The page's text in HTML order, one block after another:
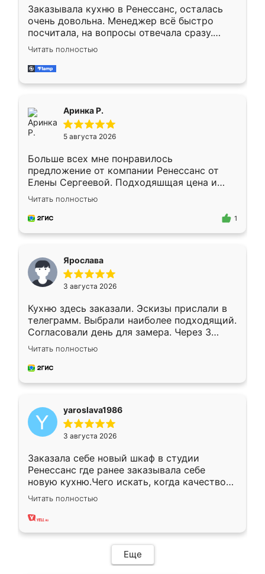
Заказывала кухню в Ренессанс, осталась
очень довольна. Менеджер всё быстро
посчитала, на вопросы отвечала сразу.
Замерщик приехал в субботу, подошёл к
делу со всей ответственностью. Собрали
за день, ребята работали аккуратно, даже
Читать полностью
Аринка Р.
5 августа 2026
Больше всех мне понравилось
предложение от компании Ренессанс от
Елены Сергеевой. Подходяшщая цена и
короткие сроки изготовления. Приехавший
для замера сотрудник Владислав
предложил по моему эскизу самый
Читать полностью
1
Ярослава
3 августа 2026
Кухню здесь заказали. Эскизы прислали в
телеграмм. Выбрали наиболее подходящий.
Согласовали день для замера. Через 3
недели кухня была уже готова. Остались
довольны работой. Спасибо Ренессанс
мебель за качественную работу!
Читать полностью
yaroslava1986
3 августа 2026
Заказала себе новый шкаф в студии
Ренессанс где ранее заказывала себе
новую кухню.Чего искать, когда качеством
вполне довольна. Служит кухня уже почти
два года, нареканий нет.
Читать полностью
Еще